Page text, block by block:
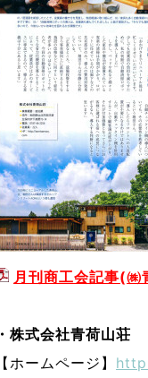
月刊商工会記事(
・株式会社青荷山荘
【ホームページ】